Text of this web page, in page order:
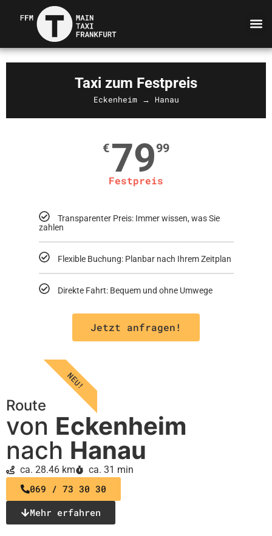
Route
von Eckenheim
nach Hanau
ca. 28.46 km ca. 31 min
069 / 73 30 30
Mehr erfahren
Taxi zum Festpreis
Eckenheim → Hanau
€ 7999
Festpreis
Transparenter Preis: Immer wissen, was Sie
zahlen
Flexible Buchung: Planbar nach Ihrem Zeitplan
Direkte Fahrt: Bequem und ohne Umwege
Jetzt anfragen!
NEU!